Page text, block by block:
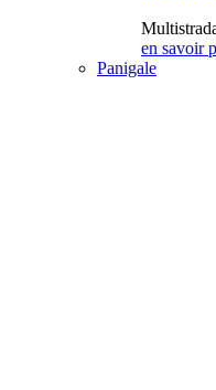
en savoir
Panigale